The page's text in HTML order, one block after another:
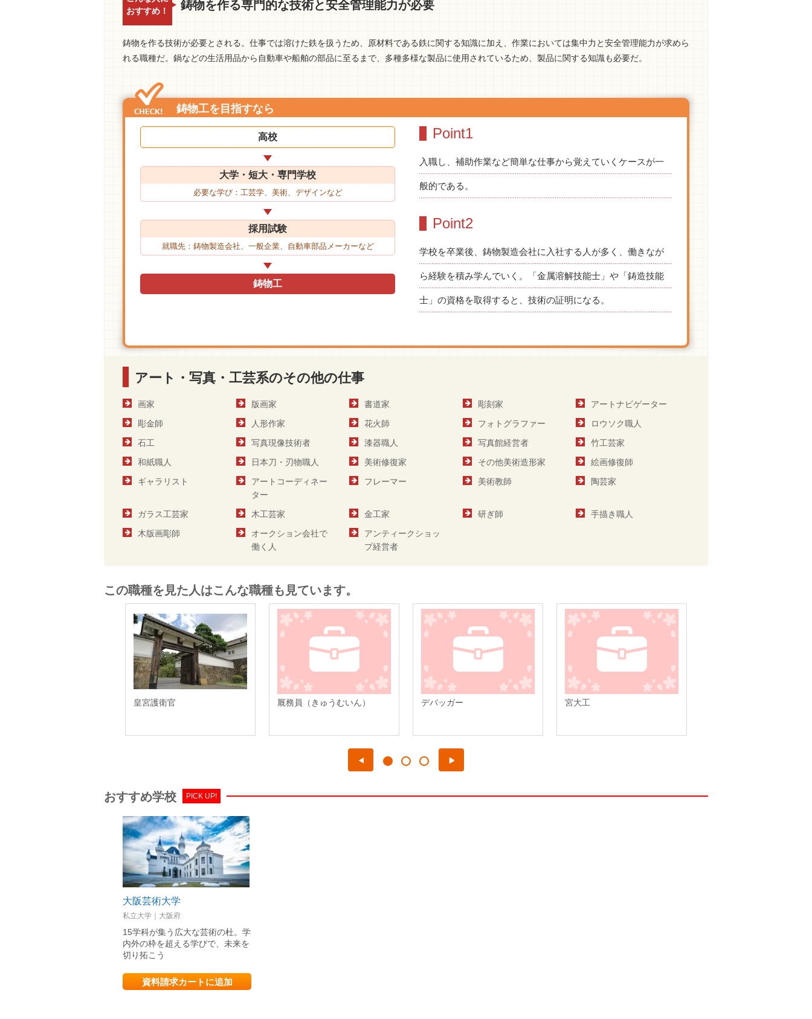
おすすめ！
鋳物を作る専門的な技術と安全管理能力が必要
鋳物を作る技術が必要とされる。仕事では溶けた鉄を扱うため、原材料である鉄に関する知識に加え、作業においては集中力と安全管理能力が求めら
れる職種だ。鍋などの生活用品から自動車や船舶の部品に至るまで、多種多様な製品に使用されているため、製品に関する知識も必要だ。
鋳物工を目指すなら
高校
大学・短大・専門学校
必要な学び：工芸学、美術、デザインなど
採用試験
就職先：鋳物製造会社、一般企業、自動車部品メーカーなど
鋳物工
Point1
入職し、補助作業など簡単な仕事から覚えていくケースが一
般的である。
Point2
学校を卒業後、鋳物製造会社に入社する人が多く、働きなが
ら経験を積み学んでいく。「金属溶解技能士」や「鋳造技能
士」の資格を取得すると、技術の証明になる。
アート・写真・工芸系のその他の仕事
画家 版画家 書道家 彫刻家
アートナビゲーター
彫金師
人形作家 花火師 フォトグラファー
ロウソク職人
石工
写真現像技術者 漆器職人 写真館経営者
竹工芸家
和紙職人
日本刀・刃物職人 美術修復家 その他美術造形家
絵画修復師
ギャラリスト
アートコーディネー
ター
フレーマー 美術教師 陶芸家
ガラス工芸家 木工芸家 金工家 研ぎ師
手描き職人
木版画彫師
オークション会社で
働く人
アンティークショッ
プ経営者
この職種を見た人はこんな職種も見ています。
皇宮護衛官 厩務員（きゅうむいん） デバッガー 宮大工
おすすめ学校 PICK UP!
大阪芸術大学
私立大学｜大阪府
15学科が集う広大な芸術の杜。学
内外の枠を超える学びで、未来を
切り拓こう
資料請求カートに追加